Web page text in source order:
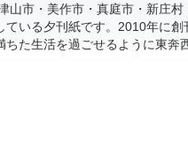
山市・美作市・真庭市・新庄
ている夕刊紙です。2010年に
ちた生活を過ごせるように東奔